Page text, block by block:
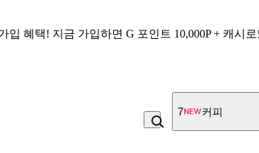
입 혜택! 지금 가입하면 G 포인트 10,000P + 캐시
7 커피